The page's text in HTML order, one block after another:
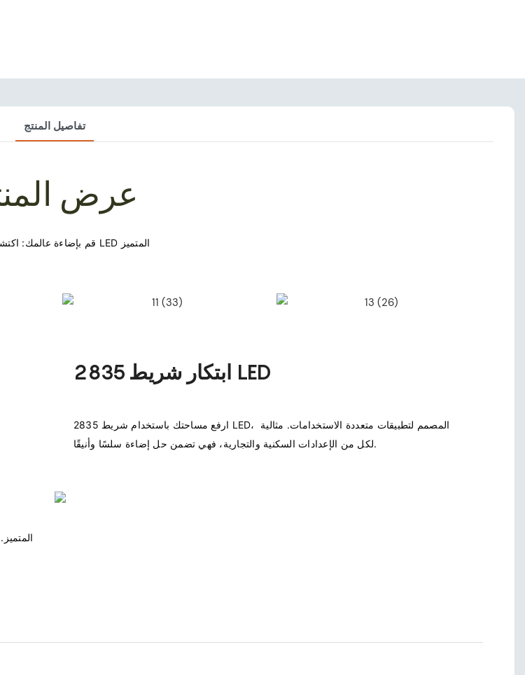
تفاصيل المنتج
عرض
2835 ابتكار شريط LED
ارفع مساحتك باستخدام شريط 2835 LED، المصمم لتطبيقات متعددة الاستخدامات. مثالية